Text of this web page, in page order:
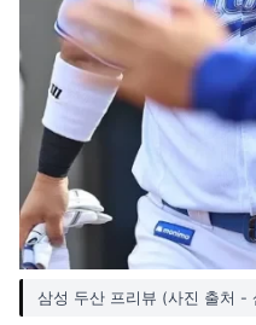
삼성 두산 프리뷰 (사진 출처 -